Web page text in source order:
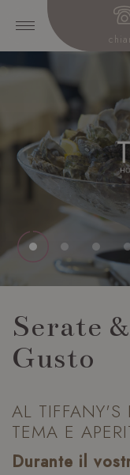
Serate
Gusto
AL TIFFANY'S
TEMA E
Durante il